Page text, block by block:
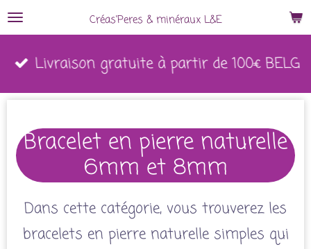
Passer
contenu
principal
Créas'Peres & minéraux L&E
Livraison gratuite à partir de 150€
Bracelet en pierre naturelle
6mm et 8mm
Dans cette catégorie, vous trouverez les
bracelets en pierre naturelle simples qui